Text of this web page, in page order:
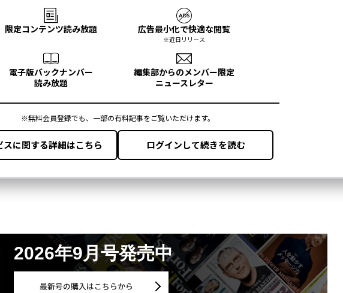
2026年9月号発売中
最新号の購入はこちらから